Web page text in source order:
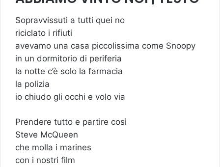
Sopravvissuti a tutti quei no
riciclato i rifiuti
avevamo una casa piccolissima come Snoopy
in un dormitorio di periferia
la notte c’è solo la farmacia
la polizia
io chiudo gli occhi e volo via
Prendere tutto e partire così
Steve McQueen
che molla i marines
con i nostri film